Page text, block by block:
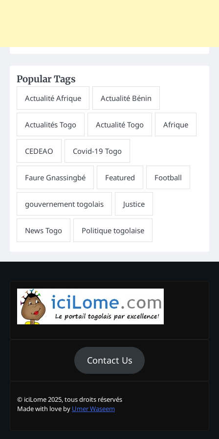
Popular Tags
Contact Us
© iciLome 2025, tous droits réservés
Made with love by Umer Waseem